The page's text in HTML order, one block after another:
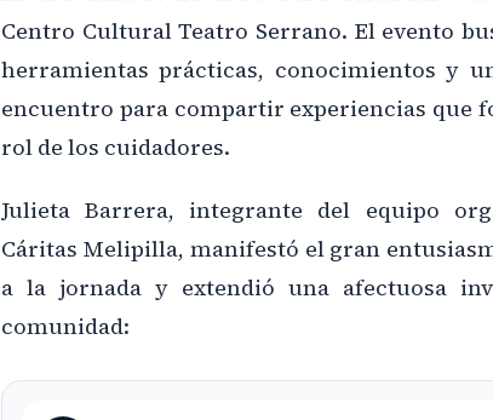
Centro Cultural Teatro Serrano. El evento
herramientas prácticas, conocimientos y
encuentro para compartir experiencias que
rol de los cuidadores.
Julieta Barrera, integrante del equipo
Cáritas Melipilla, manifestó el gran
a la jornada y extendió una afectuosa
comunidad: